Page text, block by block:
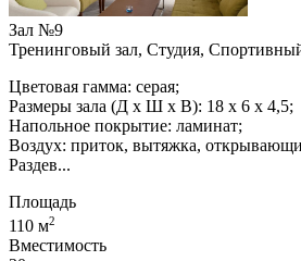
Зал №9
Тренинговый зал, Студия,
Цветовая гамма: серая;
Размеры зала (Д х Ш х В): 18 х 6 х 4,5;
Напольное покрытие: ламинат;
Воздух: приток, вытяжка,
Раздев...
Площадь
110 м2
Вместимость